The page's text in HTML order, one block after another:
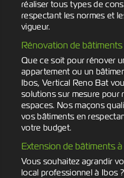
réaliser tous types de
respectant les normes et
vigueur.
Rénovation de
Que ce soit pour rénover
appartement ou un
Ibos, Vertical Reno Bat
solutions sur mesure pour
espaces. Nos maçons
vos bâtiments en
votre budget.
Extension de bâtiments
Vous souhaitez agrandir
local professionnel à Ibos